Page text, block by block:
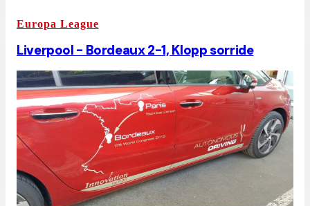
Europa League
Liverpool - Bordeaux 2-1, Klopp sorride